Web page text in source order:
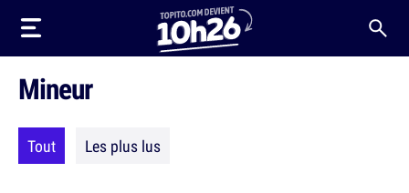
Mineur
Tout Les plus lus